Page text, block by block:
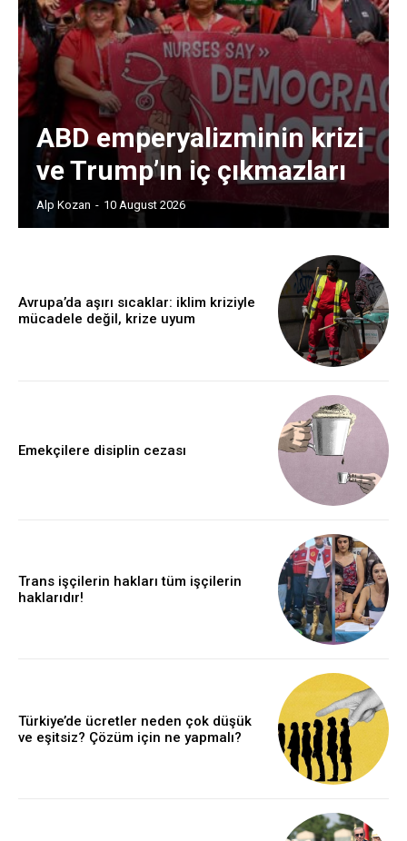
ABD emperyalizminin krizi
ve Trump’ın iç çıkmazları
Alp Kozan - 10 August 2026
Avrupa’da aşırı sıcaklar: iklim kriziyle
mücadele değil, krize uyum
Emekçilere disiplin cezası
Trans işçilerin hakları tüm işçilerin
haklarıdır!
Türkiye’de ücretler neden çok düşük
ve eşitsiz? Çözüm için ne yapmalı?